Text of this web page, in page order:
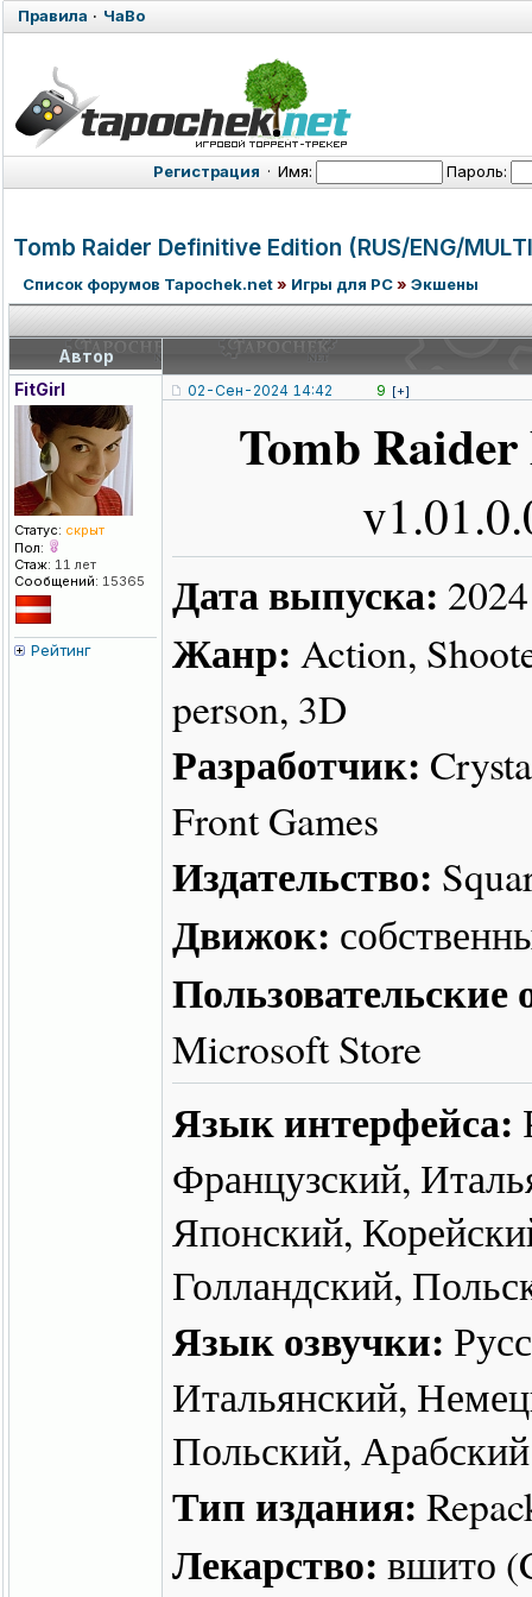
Правила · ЧаВо
Регистрация · Имя: Пароль:
Tomb Raider Definitive Edition (RUS/ENG/MUL
Список форумов Tapochek.net» Игры для PC» Экшены
Автор
FitGirl
Статус: скрыт
Пол:
Стаж: 11 лет
Сообщений: 15365
Рейтинг
02-Сен-2024 14:42 9 [+]
Tomb
Дата выпуска: 2024
Жанр: Action,
person, 3D
Разработчик:
Front Games
Издательство:
Движок:
Пользовательские
Microsoft Store
Язык интерфейса:
Французский,
Японский,
Голландский,
Язык озвучки:
Итальянский,
Польский, Арабский
Тип издания:
Лекарство: вшито